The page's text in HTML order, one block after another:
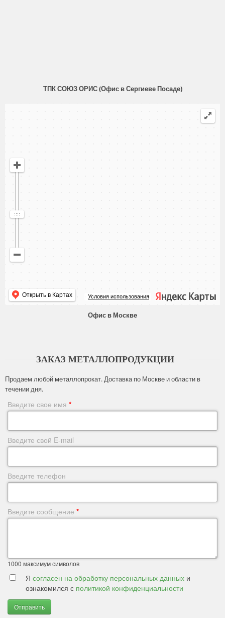
ТПК СОЮЗ ОРИС (Офис в Сергиеве Посаде)
Условия использования
Открыть в Картах
Офис в Москве
ЗАКАЗ МЕТАЛЛОПРОДУКЦИИ
Продаем любой металлопрокат. Доставка по Москве и области в
течении дня.
Введите свое имя *
Введите свой E-mail
Введите телефон
Введите сообщение *
1000 максимум символов
Я согласен на обработку персональных данных и
ознакомился с политикой конфиденциальности
Отправить